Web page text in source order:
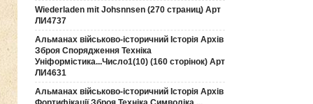
Wiederladen mit Johsnnsen (270 страниц) Арт
ЛИ4737
Альманах військово-історичний Історія Архів
Зброя Спорядження Техніка
Уніформістика...Число1(10) (160 сторінок) Арт
ЛИ4631
Альманах військово-історичний Історія Архів